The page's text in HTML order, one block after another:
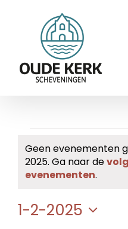
in
1
Bericht
Geen evenementen
2025. Ga naar de
evenementen.
1-2-2025